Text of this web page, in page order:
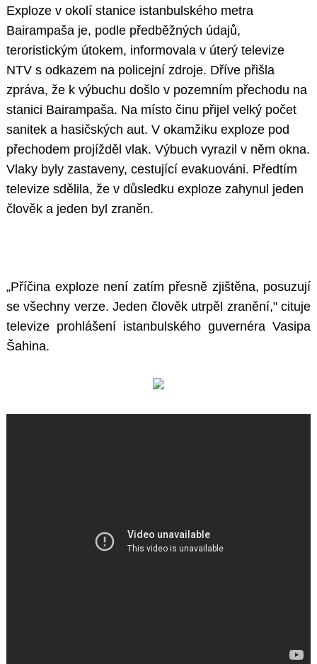
Exploze v okolí stanice istanbulského metra
Bairampaša je, podle předběžných údajů,
teroristickým útokem, informovala v úterý televize
NTV s odkazem na policejní zdroje. Dříve přišla
zpráva, že k výbuchu došlo v pozemním přechodu na
stanici Bairampaša. Na místo činu přijel velký počet
sanitek a hasičských aut. V okamžiku exploze pod
přechodem projížděl vlak. Výbuch vyrazil v něm okna.
Vlaky byly zastaveny, cestující evakuováni. Předtím
televize sdělila, že v důsledku exploze zahynul jeden
člověk a jeden byl zraněn.
„Příčina exploze není zatím přesně zjištěna, posuzují
se všechny verze. Jeden člověk utrpěl zranění," cituje
televize prohlášení istanbulského guvernéra Vasipa
Šahina.